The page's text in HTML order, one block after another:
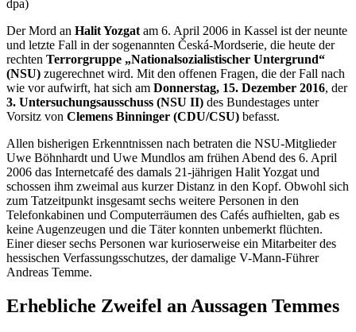
dpa)
Der Mord an Halit Yozgat am 6. April 2006 in Kassel ist der neunte
und letzte Fall in der sogenannten Česká-Mordserie, die heute der
rechten Terrorgruppe „Nationalsozialistischer Untergrund“
(NSU) zugerechnet wird. Mit den offenen Fragen, die der Fall nach
wie vor aufwirft, hat sich am Donnerstag, 15. Dezember 2016, der
3. Untersuchungsausschuss (NSU II) des Bundestages unter
Vorsitz von Clemens Binninger (CDU/CSU) befasst.
Allen bisherigen Erkenntnissen nach betraten die NSU-Mitglieder
Uwe Böhnhardt und Uwe Mundlos am frühen Abend des 6. April
2006 das Internetcafé des damals 21-jährigen Halit Yozgat und
schossen ihm zweimal aus kurzer Distanz in den Kopf. Obwohl sich
zum Tatzeitpunkt insgesamt sechs weitere Personen in den
Telefonkabinen und Computerräumen des Cafés aufhielten, gab es
keine Augenzeugen und die Täter konnten unbemerkt flüchten.
Einer dieser sechs Personen war kurioserweise ein Mitarbeiter des
hessischen Verfassungsschutzes, der damalige V-Mann-Führer
Andreas Temme.
Erhebliche Zweifel an Aussagen Temmes